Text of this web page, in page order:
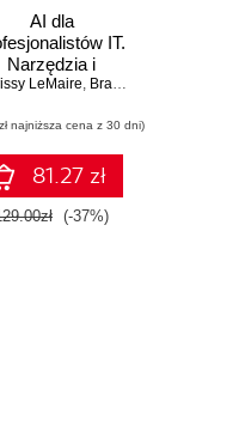
AI dla
IT.
Narzędzia i
techniki
LeMaire, Brandon Abshire
najniższa cena z 30 dni)
81.27 zł
(-37%)